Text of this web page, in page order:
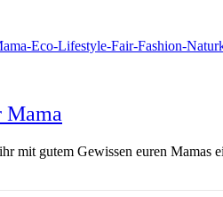
Mama
mit gutem Gewissen euren